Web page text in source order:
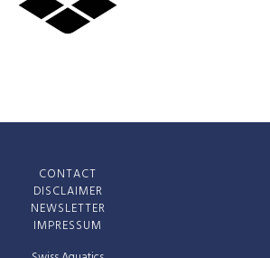
CONTACT
DISCLAIMER
NEWSLETTER
IMPRESSUM